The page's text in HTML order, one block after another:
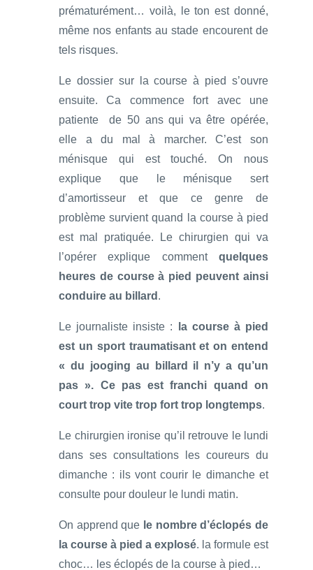
prématurément… voilà, le ton est donné,
même nos enfants au stade encourent de
tels risques.
Le dossier sur la course à pied s’ouvre
ensuite. Ca commence fort avec une
patiente de 50 ans qui va être opérée,
elle a du mal à marcher. C’est son
ménisque qui est touché. On nous
explique que le ménisque sert
d’amortisseur et que ce genre de
problème survient quand la course à pied
est mal pratiquée. Le chirurgien qui va
l’opérer explique comment quelques
heures de course à pied peuvent ainsi
conduire au billard .
Le journaliste insiste :
la course à pied
est un sport traumatisant et on entend
« du jooging au billard il n’y a qu’un
pas ». Ce pas est franchi quand on
court trop vite trop fort trop longtemps.
Le chirurgien ironise qu’il retrouve le lundi
dans ses consultations les coureurs du
dimanche : ils vont courir le dimanche et
consulte pour douleur le lundi matin.
On apprend que le nombre d’éclopés de
la course à pied a explosé. la formule est
choc… les éclopés de la course à pied…